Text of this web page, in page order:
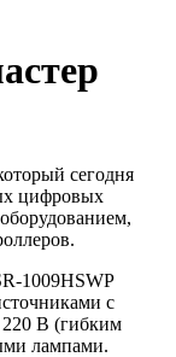
сегодня
цифровых
1009HSWP
с
В (гибким
лампами.